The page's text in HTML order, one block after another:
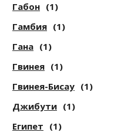
Габон (1)
Гамбия (1)
Гана (1)
Гвинея (1)
Гвинея-Бисау (1)
Джибути (1)
Египет (1)